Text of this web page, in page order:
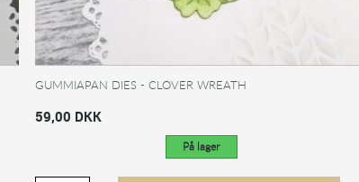
GUMMIAPAN DIES - CLOVER WREATH
59,00 DKK
På lager